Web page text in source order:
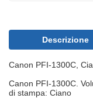
Descrizione
Canon PFI-1300C,
Canon PFI-1300C.
di stampa: Ciano